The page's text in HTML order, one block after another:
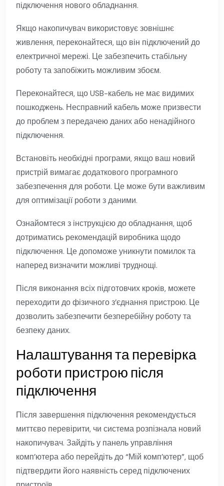
підключення нового обладнання.
Якщо накопичувач використовує зовнішнє
живлення, переконайтеся, що він підключений до
електричної мережі. Це забезпечить стабільну
роботу та запобіжить можливим збоєм.
Переконайтеся, що USB-кабель не має видимих
пошкоджень. Несправний кабель може призвести
до проблем з передачею даних або ненадійного
підключення.
Встановіть необхідні програми, якщо ваш новий
пристрій вимагає додаткового програмного
забезпечення для роботи. Це може бути важливим
для оптимізації роботи з даними.
Ознайомтеся з інструкцією до обладнання, щоб
дотриматись рекомендацій виробника щодо
підключення. Це допоможе уникнути помилок та
наперед визначити можливі труднощі.
Після виконання всіх підготовчих кроків, можете
переходити до фізичного з’єднання пристрою. Це
дозволить забезпечити безперебійну роботу та
безпеку даних.
Налаштування та перевірка
роботи пристрою після
підключення
Після завершення підключення рекомендується
миттєво перевірити, чи система розпізнала новий
накопичувач. Зайдіть у панель управління
комп’ютера або перейдіть до “Мій комп’ютер”, щоб
підтвердити його наявність серед підключених